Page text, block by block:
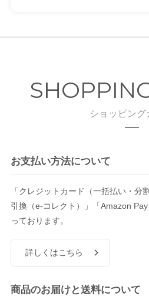
ショッピング
お支払い方法について
「クレジットカード（一括払い・分
引換（e-コレクト）」「Amazon
っております。
詳しくはこちら
商品のお届けと送料について